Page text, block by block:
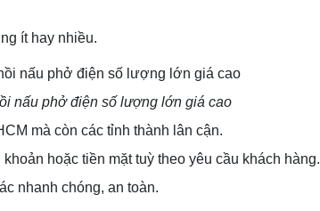
ít hay nhiều.
nấu phở điện số lượng lớn giá cao
mà còn các tỉnh thành lân cận.
hoặc tiền mặt tuỳ theo yêu cầu khách hàng.
nhanh chóng, an toàn.